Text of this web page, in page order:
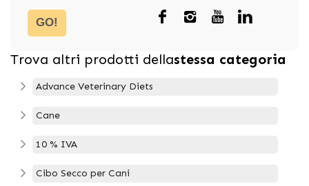
GO!
Trova altri prodotti dellastessa categoria
Advance Veterinary Diets
Cane
10 % IVA
Cibo Secco per Cani